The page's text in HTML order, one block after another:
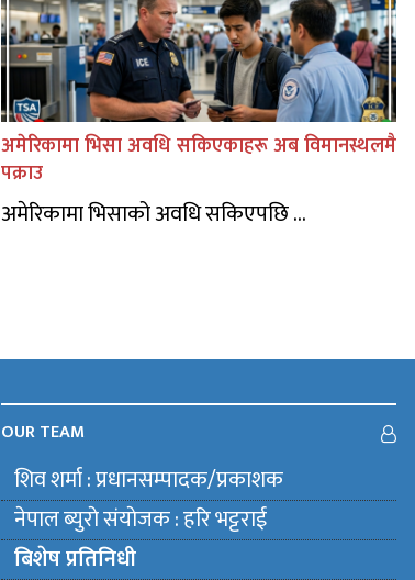
अमेरिकामा भिसा अवधि सकिएकाहरू अब विमानस्थलमै
पक्राउ
अमेरिकामा भिसाको अवधि सकिएपछि ...
OUR TEAM
शिव शर्मा : प्रधानसम्पादक/प्रकाशक
नेपाल ब्युराे संयाेजक : हरि भट्टराई
बिशेष प्रतिनिधी